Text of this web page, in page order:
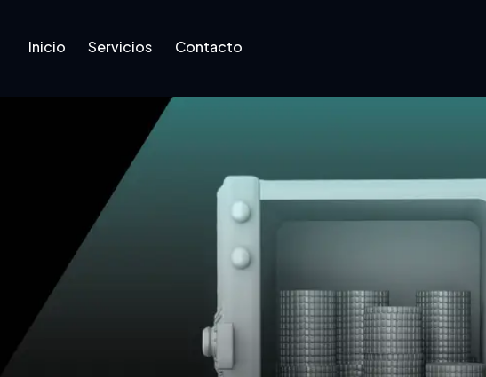
Inicio Servicios Contacto
Contacto